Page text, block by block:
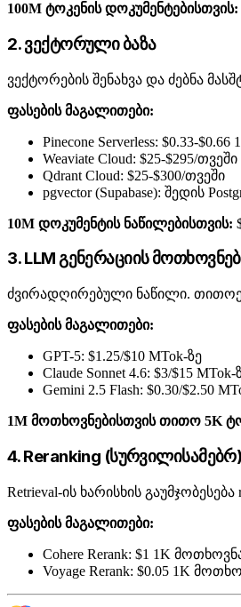
100M ტოკენის დოკუმენტებისთვის:
2. ვექტორული ბაზა
ვექტორების შენახვა და ძებნა
ფასების მაგალითები:
Pinecone Serverless: $0.33-
Weaviate Cloud: $25-$295/თვეში
Qdrant Cloud: $25-$300/თვეში
pgvector (Supabase): შედის
10M დოკუმენტის ნაწილებისთვის:
3. LLM გენერაციის
ძვირადღირებული ნაწილი.
ფასების მაგალითები:
GPT-5: $1.25/$10 MTok-ზე
Claude Sonnet 4.6: $3/$15 MTok-
Gemini 2.5 Flash: $0.30/$2.50
1M მოთხოვნებისთვის თითო 5K
4. Reranking (სურვილისამებრ)
Retrieval-ის ხარისხის გაუმჯობესება
ფასების მაგალითები:
Cohere Rerank: $1 1K
Voyage Rerank: $0.05 1K